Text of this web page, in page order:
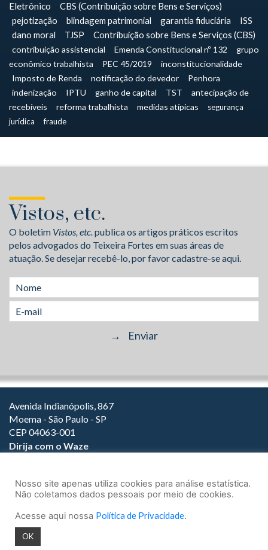
Eletrônico
CBS (Contribuição sobre Bens e Serviços)
pejotização
blindagem patrimonial garantia fiduciária
ISS
dano moral
TJSP Contribuição sobre Bens e Serviços (CBS)
contribuição assistencial Emenda Constitucional nº 132
grupo
econômico trabalhista
PEC 45/2019
inconstitucionalidade
Imposto de Renda
notificação do devedor
Penhora
indenização
IPTU ganho de capital TST
antecipação de
recebíveis
reforma trabalhista medidas atípicas
segurança
jurídica
fraude
Vistos, etc.
O boletim Vistos, etc.publica os artigos práticos escritos
pelos advogados do Teixeira Fortes em suas áreas de
atuação. Se desejar recebê-lo, por favor cadastre-se aqui.
Avenida Indianópolis, 867
Moema - São Paulo - SP
CEP 04063-001
Dirija com o Waze
(11) 3147-1800
© 2026.
Nosso site apenas utiliza cookies para análise estatística.
Não coletamos dados pessoais por meio de cookies.
Acesse aqui nossa Política de Privacidade.
OK